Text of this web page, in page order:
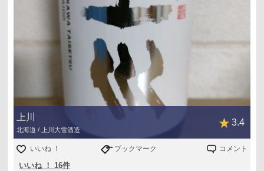
上川
北海道 / 上川大雪酒造
3.4
いいね ！ ブックマーク コメント
いいね ！ 16件